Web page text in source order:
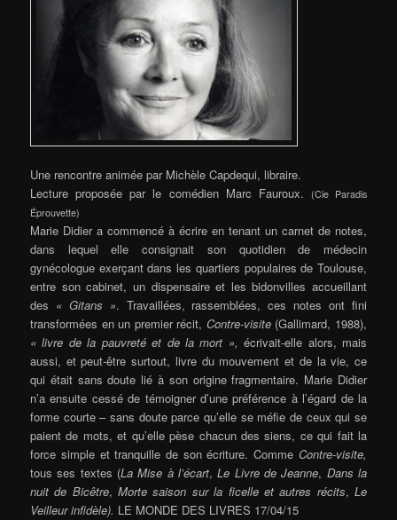
Une rencontre animée par Michèle Capdequi, libraire.
Lecture proposée par le comédien Marc Fauroux.
(Cie Paradis
Éprouvette)
Marie Didier a commencé à écrire en tenant un carnet de notes,
dans lequel elle consignait son quotidien de médecin
gynécologue exerçant dans les quartiers populaires de Toulouse,
entre son cabinet, un dispensaire et les bidonvilles accueillant
des « Gitans ». Travaillées, rassemblées, ces notes ont fini
transformées en un premier récit, Contre-visite(Gallimard, 1988),
« livre de la pauvreté et de la mort », écrivait-elle alors, mais
aussi, et peut-être surtout, livre du mouvement et de la vie, ce
qui était sans doute lié à son origine fragmentaire. Marie Didier
n’a ensuite cessé de témoigner d’une préférence à l’égard de la
forme courte – sans doute parce qu’elle se méfie de ceux qui se
paient de mots, et qu’elle pèse chacun des siens, ce qui fait la
force simple et tranquille de son écriture. Comme Contre-visite,
tous ses textes (La Mise à l’écart,Le Livre de Jeanne, Dans la
nuit de ­Bicêtre,Morte saison sur la ficelle et autres récits, Le
Veilleur infidèle). LE MONDE DES LIVRES 17/04/15